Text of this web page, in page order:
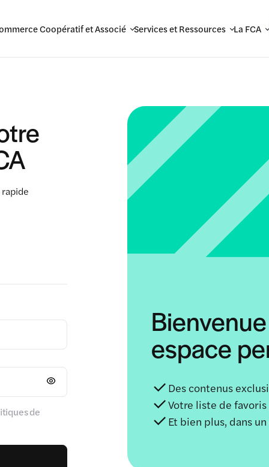
Coopératif et Associé Services et Ressources La FCA
de
espace
Des contenus
Votre liste de
Et bien plus, dans